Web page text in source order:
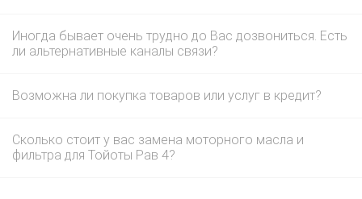
Иногда бывает очень трудно до Вас дозвониться. Есть
ли альтернативные каналы связи?
Возможна ли покупка товаров или услуг в кредит?
Сколько стоит у вас замена моторного масла и
фильтра для Тойоты Рав 4?